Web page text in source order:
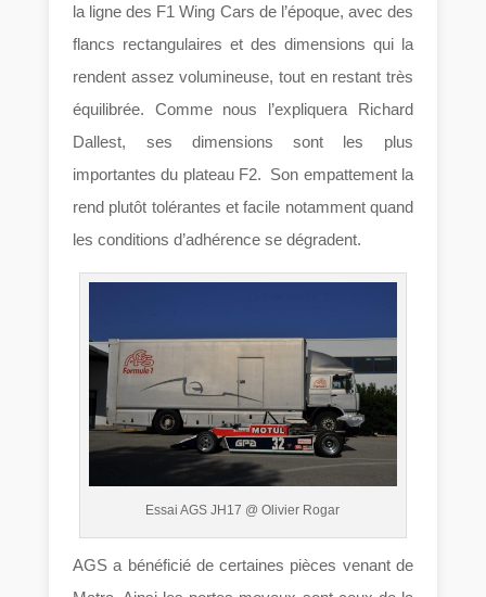
la ligne des F1 Wing Cars de l’époque, avec des
flancs rectangulaires et des dimensions qui la
rendent assez volumineuse, tout en restant très
équilibrée. Comme nous l’expliquera Richard
Dallest, ses dimensions sont les plus
importantes du plateau F2. Son empattement la
rend plutôt tolérantes et facile notamment quand
les conditions d’adhérence se dégradent.
Essai AGS JH17 @ Olivier Rogar
AGS a bénéficié de certaines pièces venant de